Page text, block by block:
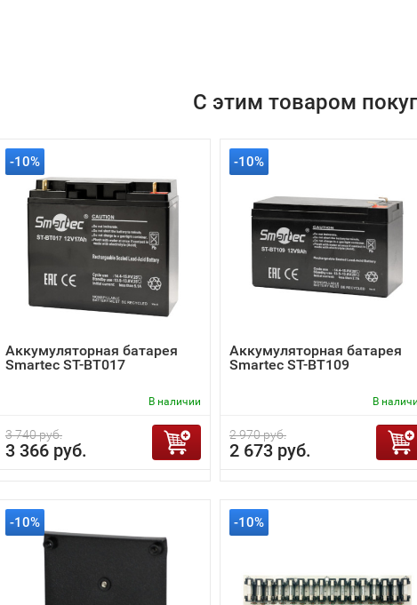
С этим товаром
-10%
Аккумуляторная батарея
Smartec ST-BT017
В наличии
3 740 руб.
3 366 руб.
-10%
Аккумуляторная батарея
Smartec ST-BT109
В
2 970 руб.
2 673 руб.
-10% -10%